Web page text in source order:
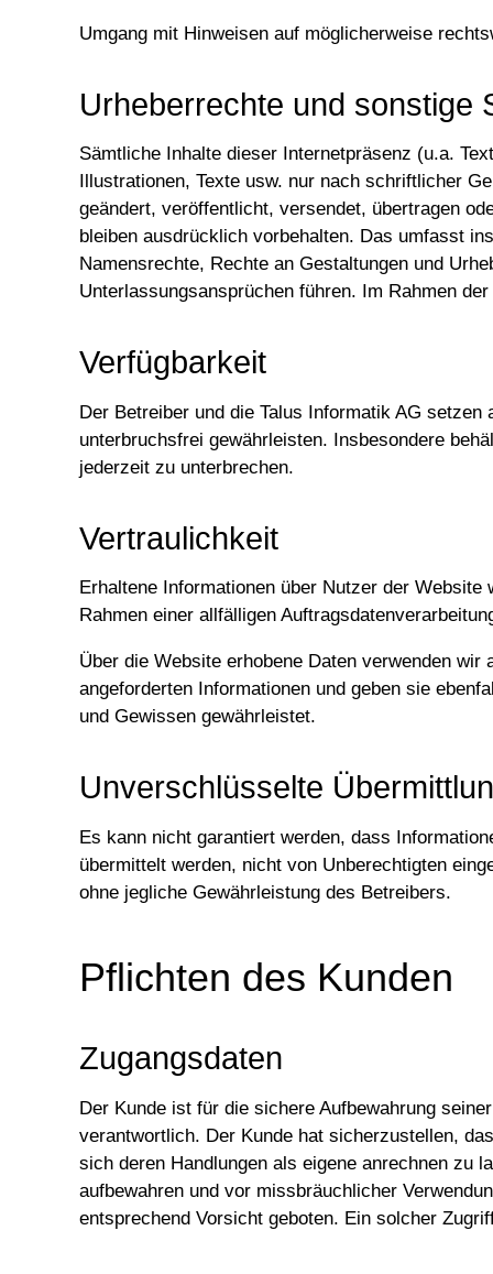
Umgang mit Hinweisen auf möglicherweise
Urheberrechte und sonstige
Sämtliche Inhalte dieser Internetpräsenz (u.a.
Illustrationen, Texte usw. nur nach schriftlicher
geändert, veröffentlicht, versendet, übertragen
bleiben ausdrücklich vorbehalten. Das umfasst
Namensrechte, Rechte an Gestaltungen und
Unterlassungsansprüchen führen. Im Rahmen
Verfügbarkeit
Der Betreiber und die Talus Informatik AG
unterbruchsfrei gewährleisten. Insbesondere
jederzeit zu unterbrechen.
Vertraulichkeit
Erhaltene Informationen über Nutzer der
Rahmen einer allfälligen
Über die Website erhobene Daten verwenden
angeforderten Informationen und geben sie
und Gewissen gewährleistet.
Unverschlüsselte
Es kann nicht garantiert werden, dass
übermittelt werden, nicht von Unberechtigten
ohne jegliche Gewährleistung des Betreibers.
Pflichten des Kunden
Zugangsdaten
Der Kunde ist für die sichere Aufbewahrung
verantwortlich. Der Kunde hat sicherzustellen,
sich deren Handlungen als eigene anrechnen zu
aufbewahren und vor missbräuchlicher
entsprechend Vorsicht geboten. Ein solcher